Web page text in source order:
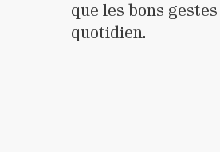
que les bons
quotidien.